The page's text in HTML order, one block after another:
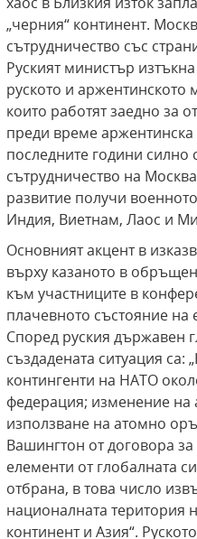
„черния“ континент.
сътрудничество със
Руският министър
руското и аржентинското
които работят заедно за
преди време
последните години силно
сътрудничество на
развитие получи
Индия, Виетнам, Лаос и
Основният акцент в
върху казаното в
към участниците в
плачевното състояние на
Според руския държавен
създадената ситуация са:
контингенти на НАТО
федерация; изменение на
използване на атомно
Вашингтон от договора
елементи от глобалната
отбрана, в това число
националната територия
континент и Азия“.